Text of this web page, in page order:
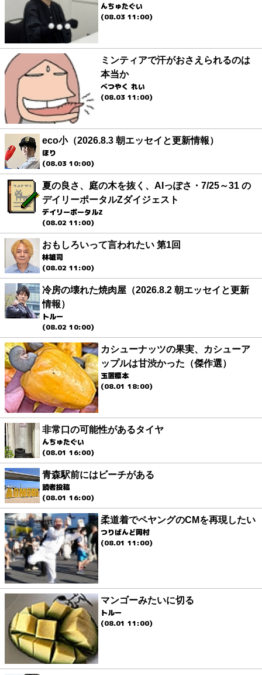
んちゅたぐい
(08.03 11:00)
ミンティアで汗がおさえられるのは
本当か
べつやく れい
(08.03 11:00)
eco小（2026.8.3 朝エッセイと更新情報）
ほり
(08.03 10:00)
夏の良さ、庭の木を抜く、AIっぽさ・7/25～31 の
デイリーポータルZダイジェスト
デイリーポータルZ
(08.02 11:00)
おもしろいって言われたい 第1回
林雄司
(08.02 11:00)
冷房の壊れた焼肉屋（2026.8.2 朝エッセイと更新
情報）
トルー
(08.02 10:00)
カシューナッツの果実、カシューア
ップルは甘渋かった（傑作選）
玉置標本
(08.01 18:00)
非常口の可能性があるタイヤ
んちゅたぐい
(08.01 16:00)
青森駅前にはビーチがある
読者投稿
(08.01 16:00)
柔道着でペヤングのCMを再現したい
つりばんど岡村
(08.01 11:00)
マンゴーみたいに切る
トルー
(08.01 11:00)